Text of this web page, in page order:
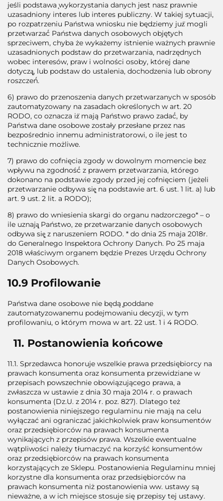
jeśli podstawa ̨wykorzystania danych jest nasz prawnie
uzasadniony interes lub interes publiczny. W takiej sytuacji,
po rozpatrzeniu Państwa wniosku nie będziemy już̇ mogli
przetwarzać́ Państwa danych osobowych objętych
sprzeciwem, chyba że wykażemy istnienie ważnych prawnie
uzasadnionych podstaw do przetwarzania, nadrzędnych
wobec interesów, praw i wolności osoby, której dane
dotyczą̨, lub podstaw do ustalenia, dochodzenia lub obrony
roszczeń́.
6) prawo do przenoszenia danych przetwarzanych w sposób
zautomatyzowany na zasadach określonych w art. 20
RODO, co oznacza iż̇ mają Państwo prawo zadać́, by
Państwa dane osobowe zostały przesłane przez nas
bezpośrednio innemu administratorowi, o ile jest to
technicznie możliwe.
7) prawo do cofnięcia zgody w dowolnym momencie bez
wpływu na zgodność́ z prawem przetwarzania, którego
dokonano na podstawie zgody przed jej cofnięciem (jeżeli
przetwarzanie odbywa się̨ na podstawie art. 6 ust. 1 lit. a) lub
art. 9 ust. 2 lit. a RODO);
8) prawo do wniesienia skargi do organu nadzorczego* – o
ile uznają̨ Państwo, ze przetwarzanie danych osobowych
odbywa się̨ z naruszeniem RODO. * do dnia 25 maja 2018r.
do Generalnego Inspektora Ochrony Danych. Po 25 maja
2018 właściwym organem będzie Prezes Urzędu Ochrony
Danych Osobowych.
10.9 Profilowanie
Państwa dane osobowe nie będą ̨poddane
zautomatyzowanemu podejmowaniu decyzji, w tym
profilowaniu, o którym mowa w art. 22 ust. 1 i 4 RODO.
11. Postanowienia końcowe
11.1. Sprzedawca honoruje wszelkie prawa przedsiębiorcy na
prawach konsumenta oraz konsumenta przewidziane w
przepisach powszechnie obowiązującego prawa, a
zwłaszcza w ustawie z dnia 30 maja 2014 r. o prawach
konsumenta (Dz.U. z 2014 r. poz. 827). Dlatego też
postanowienia niniejszego regulaminu nie mają na celu
wyłączać ani ograniczać jakichkolwiek praw konsumentów
oraz przedsiębiorców na prawach konsumenta
wynikających z przepisów prawa. Wszelkie ewentualne
wątpliwości należy tłumaczyć na korzyść konsumentów
oraz przedsiębiorców na prawach konsumenta
korzystających ze Sklepu. Postanowienia Regulaminu mniej
korzystne dla konsumenta oraz przedsiębiorców na
prawach konsumenta niż postanowienia ww. ustawy są
nieważne, a w ich miejsce stosuje się przepisy tej ustawy.